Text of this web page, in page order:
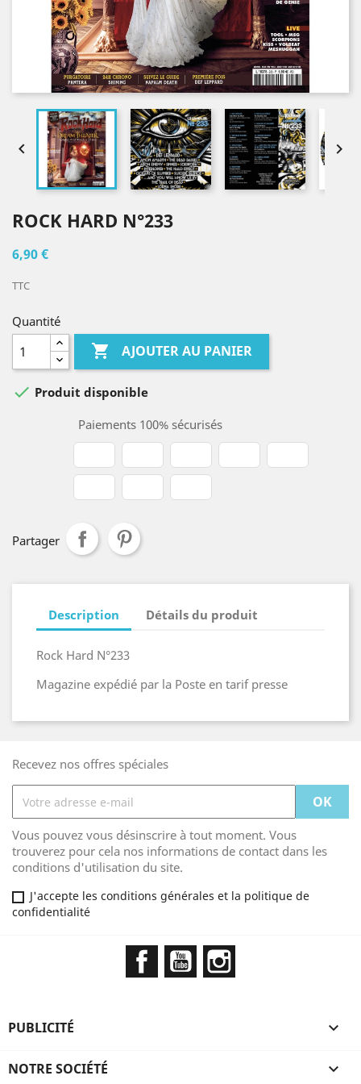
 
ROCK HARD N°233
6,90 €
TTC
Quantité
 AJOUTER AU PANIER
 Produit disponible
Paiements 100% sécurisés
Partager
Description Détails du produit
Rock Hard N°233
Magazine expédié par la Poste en tarif presse
Recevez nos offres spéciales
Vous pouvez vous désinscrire à tout moment. Vous
trouverez pour cela nos informations de contact dans les
conditions d'utilisation du site.
J'accepte les conditions générales et la politique de
confidentialité
FacebookYouTube
PUBLICITÉ 
NOTRE SOCIÉTÉ 